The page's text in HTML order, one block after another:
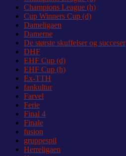
Champions League (h)
Cup Winners Cup (d)
Dameligaen
Damerne
De største skuffelser og succeser
DHF
EHF Cup (d)
EHF Cup (h)
Ex-TTH
fankultur
Farvel
Ferie
Final 4
Finale
fusion
gruppespil
Herreligaen